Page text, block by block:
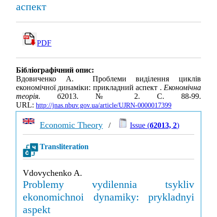
аспект
PDF
Бібліографічний опис:
Вдовиченко А. Проблеми виділення циклів
економічної динаміки: прикладний аспект . Економічна
теорія. б2013. № 2. С. 88-99.
URL: http://jnas.nbuv.gov.ua/article/UJRN-0000017399
Economic Theory / Issue (б2013, 2)
Transliteration
Vdovychenko A.
Problemy vydilennia tsykliv
ekonomichnoi dynamiky: prykladnyi
aspekt